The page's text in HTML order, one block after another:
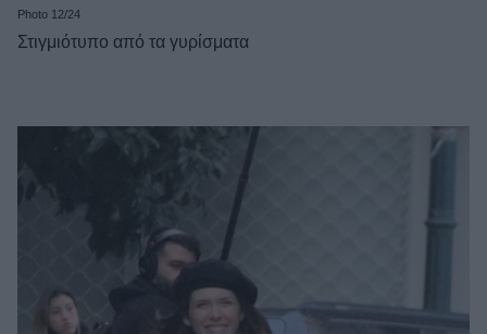
Photo 12/24
Στιγμιότυπο από τα γυρίσματα